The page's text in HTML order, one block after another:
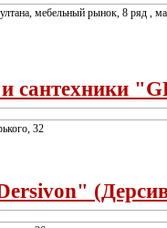
мебельный рынок, 8 ряд ,
сантехники
32